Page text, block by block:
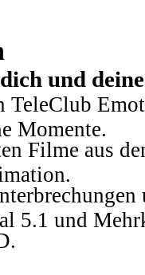
und
Momente.
Filme aus
5.1 und